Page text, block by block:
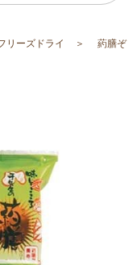
リーズドライ
葯膳ぞ